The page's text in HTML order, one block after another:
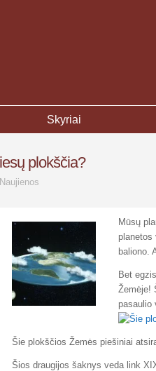
Skyriai
plokščia?
Naujienos
Mūsų
planetos
baliono.
Bet
Žemėje!
pasaulio
Šie plokščios Žemės piešiniai
Šios draugijos šaknys veda link